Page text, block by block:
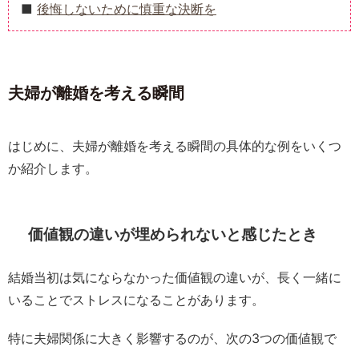
後悔しないために慎重な決断を
夫婦が離婚を考える瞬間
はじめに、夫婦が離婚を考える瞬間の具体的な例をいくつ
か紹介します。
価値観の違いが埋められないと感じたとき
結婚当初は気にならなかった価値観の違いが、長く一緒に
いることでストレスになることがあります。
特に夫婦関係に大きく影響するのが、次の3つの価値観で